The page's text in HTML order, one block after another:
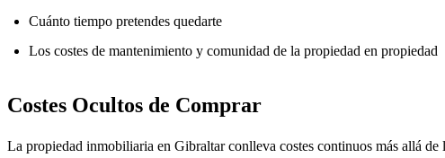
Cuánto tiempo pretendes quedarte
Los costes de mantenimiento y comunidad de la propiedad en propiedad
Costes Ocultos de Comprar
La propiedad inmobiliaria en Gibraltar conlleva costes continuos más allá